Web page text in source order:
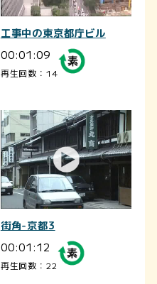
工事中の東京都庁ビル
00:01:09
再生回数：14
街角-京都3
00:01:12
再生回数：22